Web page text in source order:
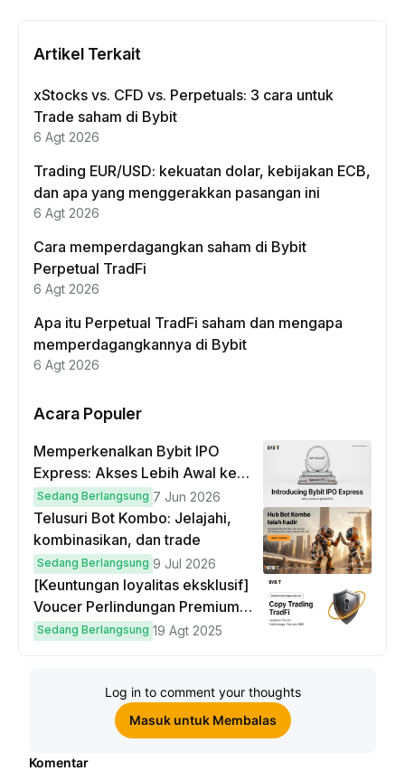
Artikel Terkait
xStocks vs. CFD vs. Perpetuals: 3 cara untuk
Trade saham di Bybit
6 Agt 2026
Trading EUR/USD: kekuatan dolar, kebijakan ECB,
dan apa yang menggerakkan pasangan ini
6 Agt 2026
Cara memperdagangkan saham di Bybit
Perpetual TradFi
6 Agt 2026
Apa itu Perpetual TradFi saham dan mengapa
memperdagangkannya di Bybit
6 Agt 2026
Acara Populer
Memperkenalkan Bybit IPO
Express: Akses Lebih Awal ke
IPO Global!
Sedang Berlangsung 7 Jun 2026
Telusuri Bot Kombo: Jelajahi,
kombinasikan, dan trade
Sedang Berlangsung 9 Jul 2026
[Keuntungan loyalitas eksklusif]
Voucer Perlindungan Premium
hingga $50
Sedang Berlangsung 19 Agt 2025
Log in to comment your thoughts
Masuk untuk Membalas
Komentar